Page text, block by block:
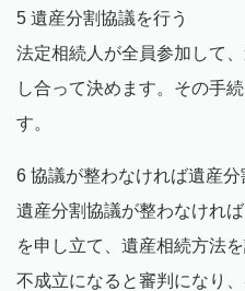
5 遺産分割協議を行う
法定相続人が全員参加して
し合って決めます。その手
す。
6 協議が整わなければ遺産
遺産分割協議が整わなけれ
を申し立て、遺産相続方法
不成立になると審判になり